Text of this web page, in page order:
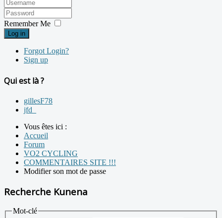
Remember Me
Log in
Forgot Login?
Sign up
Qui est là ?
gillesF78
jfd_
Vous êtes ici :
Accueil
Forum
VO2 CYCLING
COMMENTAIRES SITE !!!
Modifier son mot de passe
Recherche Kunena
Mot-clé